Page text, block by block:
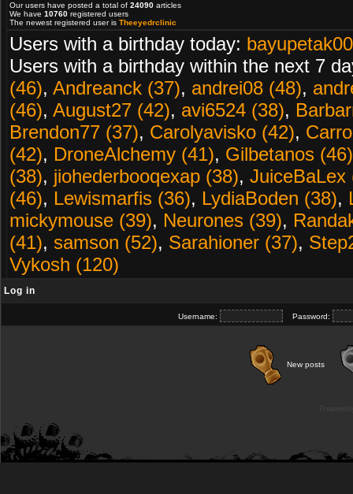
Our users have posted a total of 24090 articles
We have 10760 registered users
The newest registered user is Theeyedrclinic
Users with a birthday today:
Users with a birthday within the next 7
(46), Andreanck (37), andrei08 (48),
(46), August27 (42), avi6524 (38),
Brendon77 (37), Carolyavisko (42),
(42), DroneAlchemy (41), Gilbetanos (46)
(38), jiohederbooqexap (38), JuiceBaLex
(46), Lewismarfis (36), LydiaBoden (38),
mickymouse (39), Neurones (39),
(41), samson (52), Sarahioner (37),
Vykosh (120)
Log in
Username: Password:
New posts